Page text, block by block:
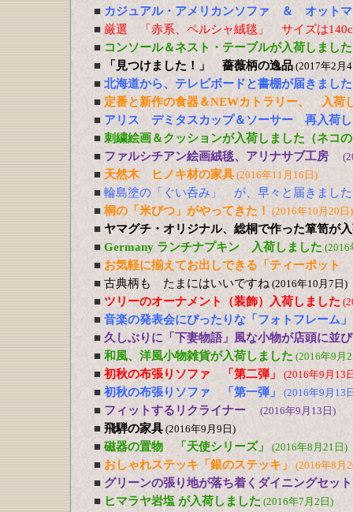
■ カジュアル・アメリカンソファ ＆ オット
■ 厳選 「赤系、ペルシャ絨毯」 サイズは
■ コンソール＆ネスト・テーブルが入荷しました
■ 「見つけました！」 薔薇柄の逸品 (2017年2月
■ 北海道から、テレビボードと書棚が届きました
■ 定番と新作の食器＆NEWカトラリー、 入荷
■ アリス デミタスカップ＆ソーサー 再入荷し
■ 刺繍絵画＆クッションが入荷しました（ネコ
■ ファルシチアン絵画絨毯、アリナサブ工房
■ 天然木 ヒノキ材の家具 (2016年11月16日)
■ 輪島塗の「ぐい呑み」 が、早々と届きました
■ 桐の「米びつ」がやってきた！ (2016年10月20日)
■ ヤマグチ・オリジナル、総桐で作った箪笥が
■ Germany ランチナプキン 入荷しました (2016
■ お気軽に揃えてお出しできる「ティーポッ
■ 古典柄も たまにはいいですね (2016年10月7日)
■ ツリーのオーナメント（装飾）入荷しました
■ 音楽の発表会にぴったりな「フォトフレーム
■ 久しぶりに「下妻物語」風な小物が店頭に並
■ 和風、洋風小物雑貨が入荷しました (2016年9月
■ 初秋の布張りソファ 「第二弾」 (2016年9月13
■ 初秋の布張りソファ 「第一弾」 (2016年9月13
■ フィットするリクライナー (2016年9月13日)
■ 飛騨の家具 (2016年9月9日)
■ 磁器の置物 「天使シリーズ」 (2016年8月21日)
■ おしゃれステッキ「銀のステッキ」 (2016年8月
■ グリーンの張り地が落ち着くダイニングセッ
■ ヒマラヤ岩塩 が入荷しました (2016年7月2日)